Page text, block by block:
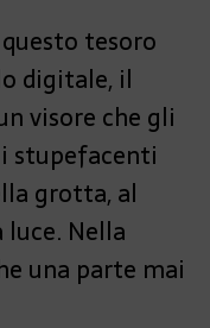
tesoro
digitale, il
visore che gli
stupefacenti
grotta, al
Nella
una parte mai